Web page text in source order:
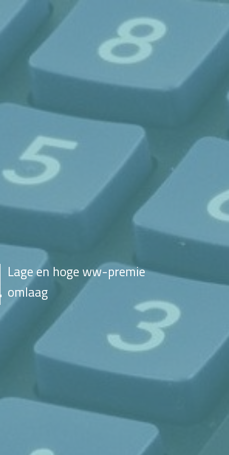
Lage en hoge ww-premie
omlaag